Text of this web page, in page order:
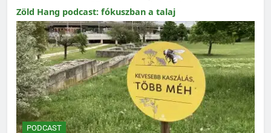
Zöld Hang podcast: fókuszban a talaj
PODCAST